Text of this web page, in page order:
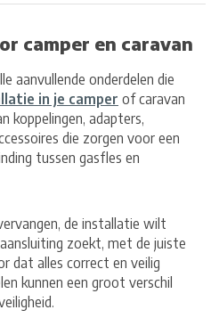
camper en caravan
aanvullende onderdelen die
in je camper of caravan
koppelingen, adapters,
die zorgen voor een
tussen gasfles en
de installatie wilt
zoekt, met de juiste
dat alles correct en veilig
kunnen een groot verschil